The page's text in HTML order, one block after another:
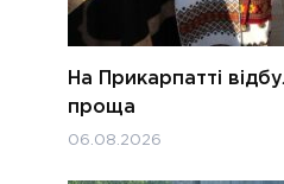
На Прикарпатті
проща
06.08.2026